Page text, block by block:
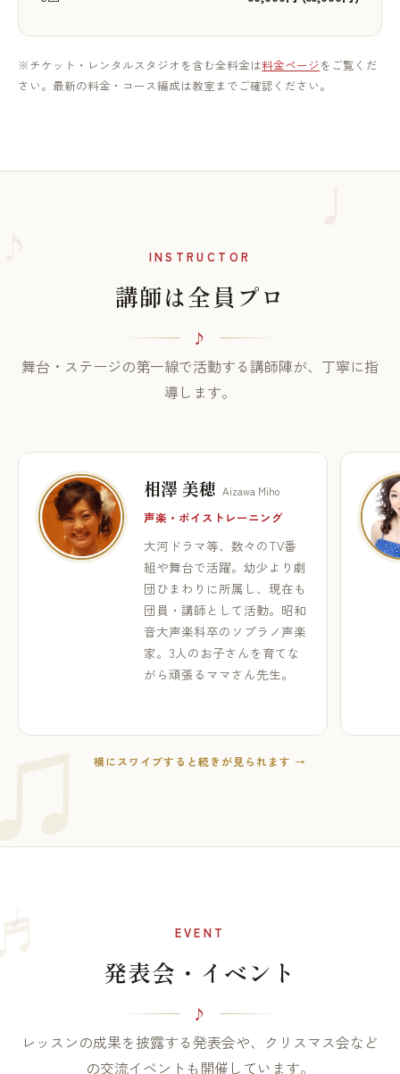
※チケット・レンタルスタジオを含む全料金は料金ページ をご覧くだ
さい。最新の料金・コース編成は教室までご確認ください。
INSTRUCTOR
講師は全員プロ
舞台・ステージの第一線で活動する講師陣が、丁寧に指
導します。
相澤 美穂 Aizawa Miho
声楽・ボイストレーニング
大河ドラマ等、数々のTV番
組や舞台で活躍。幼少より劇
団ひまわりに所属し、現在も
団員・講師として活動。昭和
音大声楽科卒のソプラノ声楽
家。3人のお子さんを育てな
がら頑張るママさん先生。
横にスワイプすると続きが見られます →
♩ EVENT
発表会・イベント
レッスンの成果を披露する発表会や、クリスマス会など
の交流イベントも開催しています。